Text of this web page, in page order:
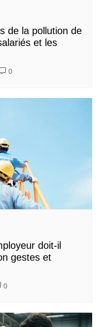
de la pollution de
et les
0
doit-il
gestes et
0